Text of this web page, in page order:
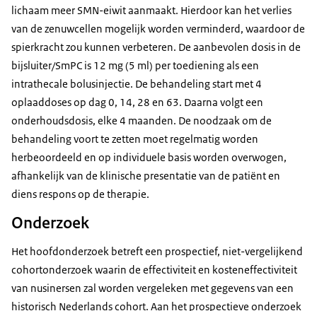
lichaam meer SMN-eiwit aanmaakt. Hierdoor kan het verlies
van de zenuwcellen mogelijk worden verminderd, waardoor de
spierkracht zou kunnen verbeteren. De aanbevolen dosis in de
bijsluiter/SmPC is 12 mg (5 ml) per toediening als een
intrathecale bolusinjectie. De behandeling start met 4
oplaaddoses op dag 0, 14, 28 en 63. Daarna volgt een
onderhoudsdosis, elke 4 maanden. De noodzaak om de
behandeling voort te zetten moet regelmatig worden
herbeoordeeld en op individuele basis worden overwogen,
afhankelijk van de klinische presentatie van de patiënt en
diens respons op de therapie.
Onderzoek
Het hoofdonderzoek betreft een prospectief, niet-vergelijkend
cohortonderzoek waarin de effectiviteit en kosteneffectiviteit
van nusinersen zal worden vergeleken met gegevens van een
historisch Nederlands cohort. Aan het prospectieve onderzoek